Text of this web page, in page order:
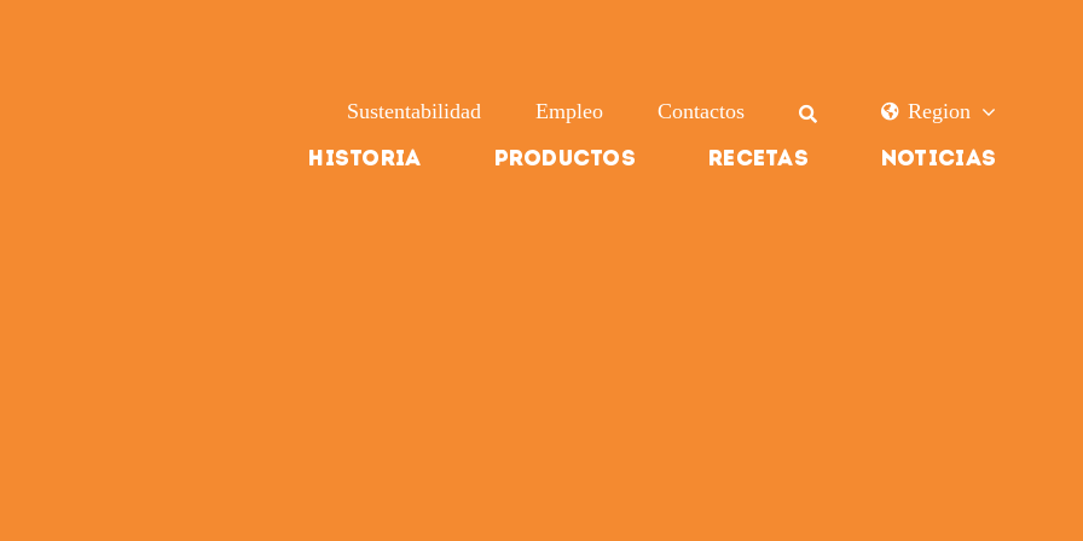
Sustentabilidad Empleo Contactos Region
Historia Productos Recetas Noticias